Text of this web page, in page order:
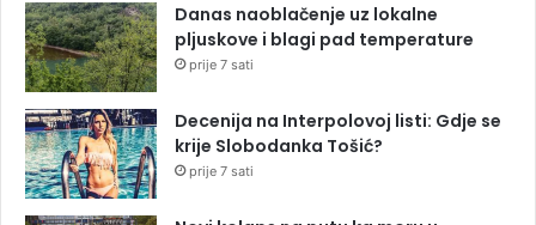
Danas naoblačenje uz lokalne
pljuskove i blagi pad temperature
prije 7 sati
Decenija na Interpolovoj listi: Gdje se
krije Slobodanka Tošić?
prije 7 sati